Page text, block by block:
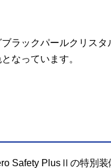
ラックパールクリス
なっています。
Safety PlusⅡの特別装